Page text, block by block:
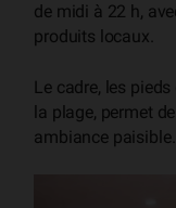
de midi à 22 h,
produits locaux.
Le cadre, les
la plage, permet
ambiance paisible.